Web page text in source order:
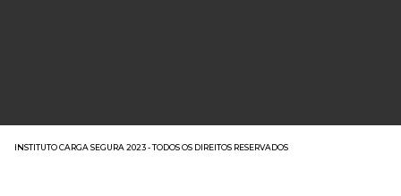
INSTITUTO CARGA SEGURA 2023 - TODOS OS DIREITOS RESERVADOS